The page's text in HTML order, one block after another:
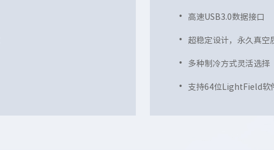
高速USB3.0数据接口
超稳定设计，永久真空
多种制冷方式灵活选择
支持64位LightField软